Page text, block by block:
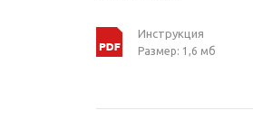
Инструкция
Размер: 1,6 мб